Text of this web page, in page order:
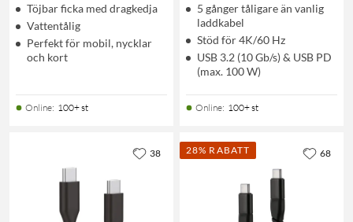
Töjbar ficka med dragkedja
Vattentålig
Perfekt för mobil, nycklar
och kort
Online: 100+ st
5 gånger tåligare än vanlig
laddkabel
Stöd för 4K/60 Hz
USB 3.2 (10 Gb/s) & USB PD
(max. 100 W)
Online: 100+ st
38 28% RABATT 68